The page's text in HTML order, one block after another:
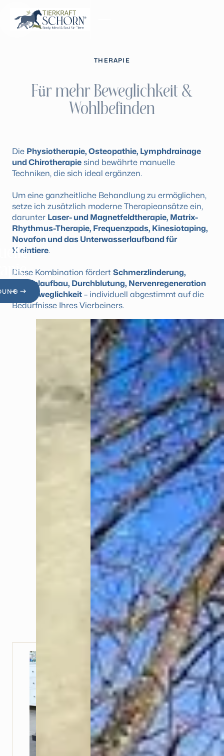
THERAPIE
Für mehr Beweglichkeit &
Wohlbefinden
Die Physiotherapie, Osteopathie, Lymphdrainage
und Chirotherapie sind bewährte manuelle
Techniken, die sich ideal ergänzen.
Um eine ganzheitliche Behandlung zu ermöglichen,
setze ich zusätzlich moderne Therapieansätze ein,
darunter Laser- und Magnetfeldtherapie, Matrix-
Rhythmus-Therapie, Frequenzpads, Kinesiotaping,
Novafon und das Unterwasserlaufband für
Kleintiere.
Diese Kombination fördert Schmerzlinderung,
Muskelaufbau, Durchblutung, Nervenregeneration
und Beweglichkeit – individuell abgestimmt auf die
Bedürfnisse Ihres Vierbeiners.
Ablauf der Körpertherapie